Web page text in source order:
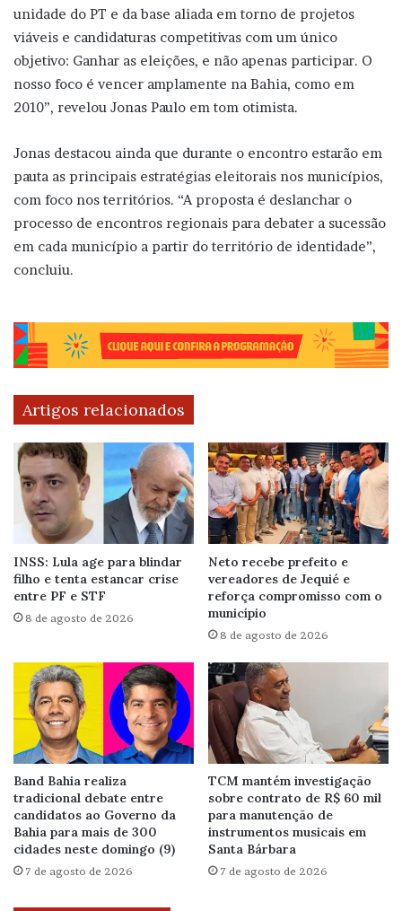
unidade do PT e da base aliada em torno de projetos
viáveis e candidaturas competitivas com um único
objetivo: Ganhar as eleições, e não apenas participar. O
nosso foco é vencer amplamente na Bahia, como em
2010”, revelou Jonas Paulo em tom otimista.
Jonas destacou ainda que durante o encontro estarão em
pauta as principais estratégias eleitorais nos municípios,
com foco nos territórios. “A proposta é deslanchar o
processo de encontros regionais para debater a sucessão
em cada município a partir do território de identidade”,
concluiu.
Artigos relacionados
INSS: Lula age para blindar
filho e tenta estancar crise
entre PF e STF
8 de agosto de 2026
Neto recebe prefeito e
vereadores de Jequié e
reforça compromisso com o
município
8 de agosto de 2026
Band Bahia realiza
tradicional debate entre
candidatos ao Governo da
Bahia para mais de 300
cidades neste domingo (9)
7 de agosto de 2026
TCM mantém investigação
sobre contrato de R$ 60 mil
para manutenção de
instrumentos musicais em
Santa Bárbara
7 de agosto de 2026